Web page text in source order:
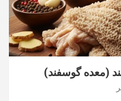
(معده گوسفند)